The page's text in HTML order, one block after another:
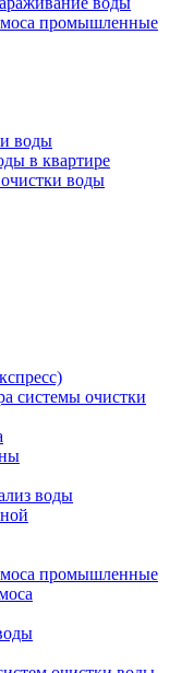
промышленные
воды
в квартире
воды
системы очистки
воды
промышленные